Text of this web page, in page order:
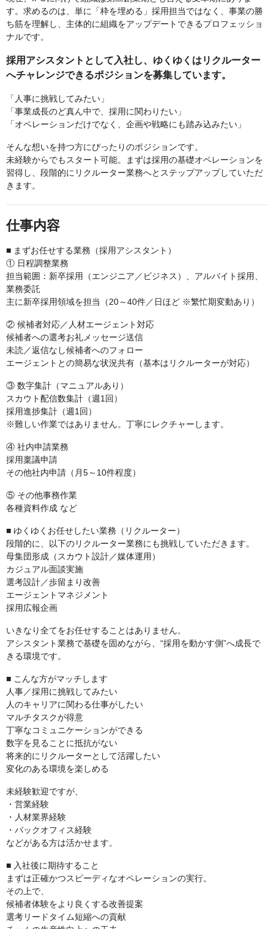
す。求めるのは、単に「枠を埋める」採用担当ではなく、事業の勝
ち筋を理解し、主体的に組織をアップデートできるプロフェッショ
ナルです。
採用アシスタントとして入社し、ゆくゆくはリクルーター
へチャレンジできるポジションを募集しています。
「人事に挑戦してみたい」
「事業成長のど真ん中で、採用に関わりたい」
「オペレーションだけでなく、企画や戦略にも踏み込みたい」
そんな想いを持つ方にぴったりのポジションです。
未経験からでもスタート可能。まずは採用の基礎オペレーションを
習得し、段階的にリクルーター業務へとステップアップしていただ
きます。
仕事内容
■ まずお任せする業務（採用アシスタント）
① 日程調整業務
担当範囲：新卒採用（エンジニア／ビジネス）、アルバイト採用、
業務委託
主に新卒採用領域を担当（20～40件／日ほど ※繁忙期変動あり）
② 候補者対応／人材エージェント対応
候補者への選考お礼メッセージ送信
未読／返信なし候補者へのフォロー
エージェントとの簡易な状況共有（基本はリクルーターが対応）
③ 数字集計（マニュアルあり）
スカウト配信数集計（週1回）
採用進捗集計（週1回）
※難しい作業ではありません。丁寧にレクチャーします。
④ 社内申請業務
採用稟議申請
その他社内申請（月5～10件程度）
⑤ その他事務作業
各種資料作成 など
■ ゆくゆくお任せしたい業務（リクルーター）
段階的に、以下のリクルーター業務にも挑戦していただきます。
母集団形成（スカウト設計／媒体運用）
カジュアル面談実施
選考設計／歩留まり改善
エージェントマネジメント
採用広報企画
いきなり全てをお任せすることはありません。
アシスタント業務で基礎を固めながら、“採用を動かす側”へ成長で
きる環境です。
■ こんな方がマッチします
人事／採用に挑戦してみたい
人のキャリアに関わる仕事がしたい
マルチタスクが得意
丁寧なコミュニケーションができる
数字を見ることに抵抗がない
将来的にリクルーターとして活躍したい
変化のある環境を楽しめる
未経験歓迎ですが、
・営業経験
・人材業界経験
・バックオフィス経験
などがある方は活かせます。
■ 入社後に期待すること
まずは正確かつスピーディなオペレーションの実行。
その上で、
候補者体験をより良くする改善提案
選考リードタイム短縮への貢献